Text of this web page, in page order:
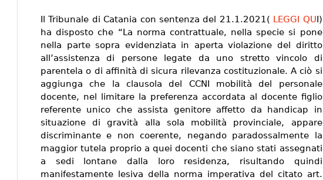
Il Tribunale di Catania con sentenza del 21.1.2021( LEGGI QUI)
ha disposto che “La norma contrattuale, nella specie si pone
nella parte sopra evidenziata in aperta violazione del diritto
all’assistenza di persone legate da uno stretto vincolo di
parentela o di affinità di sicura rilevanza costituzionale. A ciò si
aggiunga che la clausola del CCNI mobilità del personale
docente, nel limitare la preferenza accordata al docente figlio
referente unico che assista genitore affetto da handicap in
situazione di gravità alla sola mobilità provinciale, appare
discriminante e non coerente, negando paradossalmente la
maggior tutela proprio a quei docenti che siano stati assegnati
a sedi lontane dalla loro residenza, risultando quindi
manifestamente lesiva della norma imperativa del citato art.